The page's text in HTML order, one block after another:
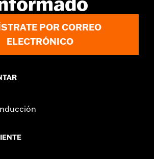
POR CORREO
ELECTRÓNICO